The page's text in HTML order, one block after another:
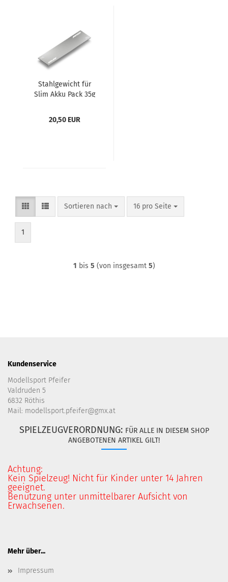
Stahlgewicht für
Slim Akku Pack 35g
20,50 EUR
Sortieren nach
Sortieren nach 16 pro Seite
pro Seite
1
1 bis 5 (von insgesamt 5)
Kundenservice
Modellsport Pfeifer
Valdruden 5
6832 Röthis
Mail: modellsport.pfeifer@gmx.at
SPIELZEUGVERORDNUNG: FÜR ALLE IN DIESEM SHOP
ANGEBOTENEN ARTIKEL GILT!
Achtung:
Kein Spielzeug! Nicht für Kinder unter 14 Jahren
geeignet.
Benutzung unter unmittelbarer Aufsicht von
Erwachsenen.
Mehr über...
Impressum